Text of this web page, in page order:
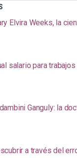
Elvira Weeks, la
salario para
Ganguly: la
a través del